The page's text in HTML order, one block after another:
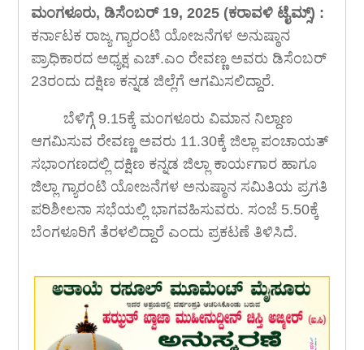
ಮಂಗಳೂರು, ಡಿಸೆಂಬರ್ 19, 2025 (ಕರಾವಳಿ ಟೈಮ್ಸ್) :
ಕರ್ನಾಟಕ ರಾಜ್ಯ ಗ್ಯಾರಂಟಿ ಯೋಜನೆಗಳ ಅನುಷ್ಠಾನ
ಪ್ರಾಧಿಕಾರದ ಅಧ್ಯಕ್ಷ ಎಚ್.ಎಂ ರೇವಣ್ಣ ಅವರು ಡಿಸೆಂಬರ್
23ರಂದು ದಕ್ಷಿಣ ಕನ್ನಡ ಜಿಲ್ಲೆಗೆ ಆಗಮಿಸಲಿದ್ದಾರೆ.
ಬೆಳಿಗ್ಗೆ 9.15ಕ್ಕೆ ಮಂಗಳೂರು ವಿಮಾನ ನಿಲ್ದಾಣ
ಆಗಮಿಸುವ ರೇವಣ್ಣ ಅವರು 11.30ಕ್ಕೆ ಜಿಲ್ಲಾ ಪಂಚಾಯತ್
ಸಭಾಂಗಣದಲ್ಲಿ ದಕ್ಷಿಣ ಕನ್ನಡ ಜಿಲ್ಲಾ ಕಾರ್ಯಗಾರ ಹಾಗೂ
ಜಿಲ್ಲಾ ಗ್ಯಾರಂಟಿ ಯೋಜನೆಗಳ ಅನುಷ್ಠಾನ ಸಮಿತಿಯ ಪ್ರಗತಿ
ಪರಿಶೀಲನಾ ಸಭೆಯಲ್ಲಿ ಭಾಗವಹಿಸುವರು. ಸಂಜೆ 5.50ಕ್ಕೆ
ಬೆಂಗಳೂರಿಗೆ ತೆರಳಲಿದ್ದಾರೆ ಎಂದು ಪ್ರಕಟಣೆ ತಿಳಿಸಿದೆ.